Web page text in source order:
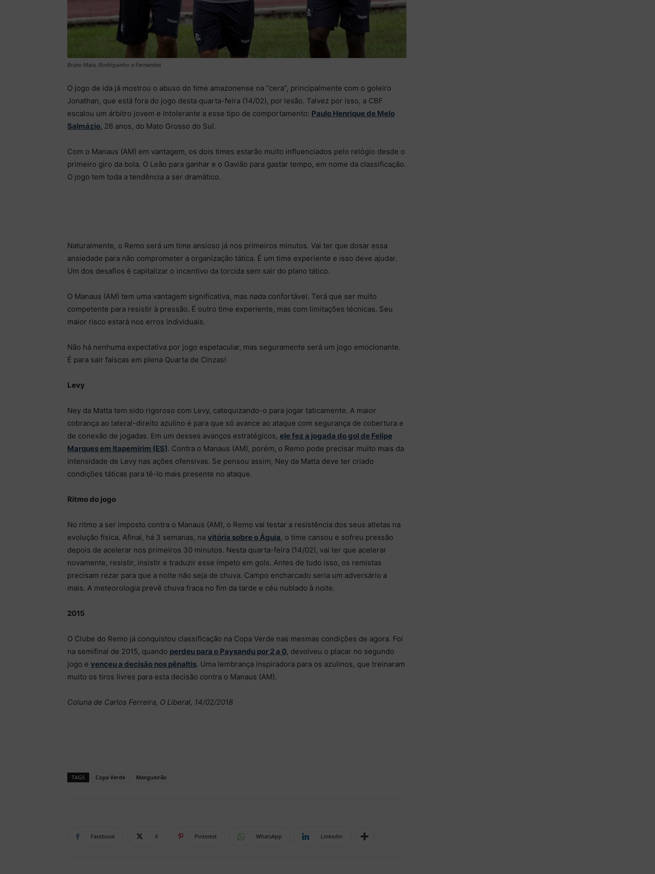
Bruno Maia, Rodriguinho e Fernandes
O jogo de ida já mostrou o abuso do time amazonense na “cera”, principalmente com o goleiro
Jonathan, que está fora do jogo desta quarta-feira (14/02), por lesão. Talvez por isso, a CBF
escalou um árbitro jovem e intolerante a esse tipo de comportamento: Paulo Henrique de Melo
Salmázio, 26 anos, do Mato Grosso do Sul.
Com o Manaus (AM) em vantagem, os dois times estarão muito influenciados pelo relógio desde o
primeiro giro da bola. O Leão para ganhar e o Gavião para gastar tempo, em nome da classificação.
O jogo tem toda a tendência a ser dramático.
Naturalmente, o Remo será um time ansioso já nos primeiros minutos. Vai ter que dosar essa
ansiedade para não comprometer a organização tática. É um time experiente e isso deve ajudar.
Um dos desafios é capitalizar o incentivo da torcida sem sair do plano tático.
O Manaus (AM) tem uma vantagem significativa, mas nada confortável. Terá que ser muito
competente para resistir à pressão. É outro time experiente, mas com limitações técnicas. Seu
maior risco estará nos erros individuais.
Não há nenhuma expectativa por jogo espetacular, mas seguramente será um jogo emocionante.
É para sair faíscas em plena Quarta de Cinzas!
Levy
Ney da Matta tem sido rigoroso com Levy, catequizando-o para jogar taticamente. A maior
cobrança ao lateral-direito azulino é para que só avance ao ataque com segurança de cobertura e
de conexão de jogadas. Em um desses avanços estratégicos, ele fez a jogada do gol de Felipe
Marques em Itapemirim (ES). Contra o Manaus (AM), porém, o Remo pode precisar muito mais da
intensidade de Levy nas ações ofensivas. Se pensou assim, Ney da Matta deve ter criado
condições táticas para tê-lo mais presente no ataque.
Ritmo do jogo
No ritmo a ser imposto contra o Manaus (AM), o Remo vai testar a resistência dos seus atletas na
evolução física. Afinal, há 3 semanas, na vitória sobre o Águia, o time cansou e sofreu pressão
depois de acelerar nos primeiros 30 minutos. Nesta quarta-feira (14/02), vai ter que acelerar
novamente, resistir, insistir e traduzir esse ímpeto em gols. Antes de tudo isso, os remistas
precisam rezar para que a noite não seja de chuva. Campo encharcado seria um adversário a
mais. A meteorologia prevê chuva fraca no fim da tarde e céu nublado à noite.
2015
O Clube do Remo já conquistou classificação na Copa Verde nas mesmas condições de agora. Foi
na semifinal de 2015, quando perdeu para o Paysandu por 2 a 0, devolveu o placar no segundo
jogo e venceu a decisão nos pênaltis. Uma lembrança inspiradora para os azulinos, que treinaram
muito os tiros livres para esta decisão contra o Manaus (AM).
Coluna de Carlos Ferreira, O Liberal, 14/02/2018
TAGS Copa Verde Mangueirão
Facebook X Pinterest WhatsApp Linkedin